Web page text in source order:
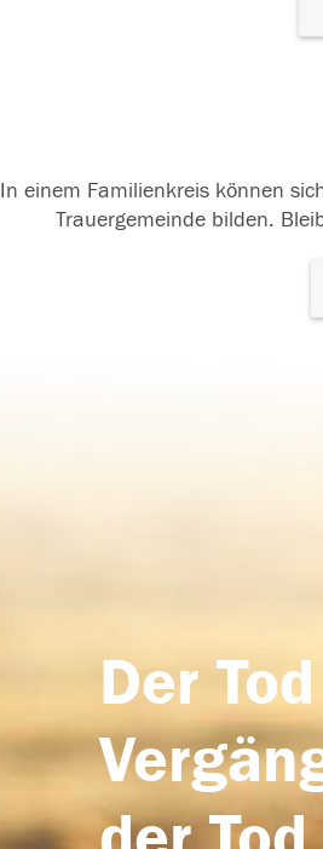
In einem Familienkreis können
Trauergemeinde bilden.
Der